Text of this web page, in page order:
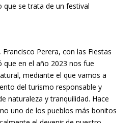
se trata de un festival
Perera, con las Fiestas
que en el año 2023 nos fue
mediante el que vamos a
del turismo responsable y
naturaleza y tranquilidad. Hace
uno de los pueblos más bonitos